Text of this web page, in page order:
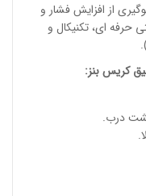
از افزایش فشار و
ای، تکنیکال و
کریس بنز:
درب.